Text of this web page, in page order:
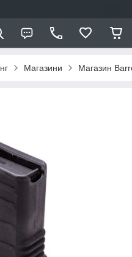
Магазини Магазин